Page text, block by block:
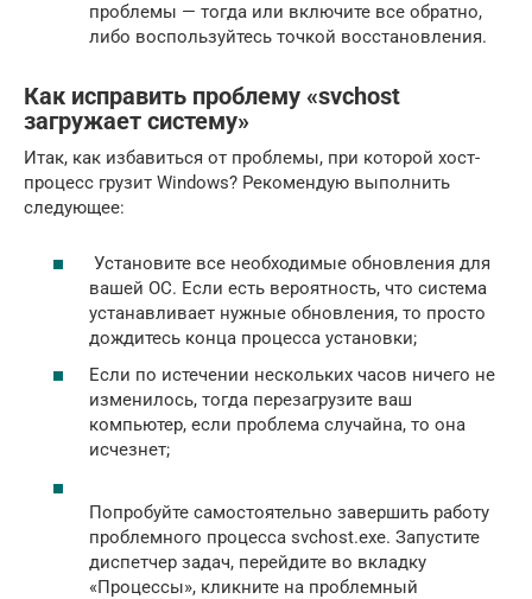
проблемы — тогда или включите все обратно,
либо воспользуйтесь точкой восстановления.
Как исправить проблему «svchost
загружает систему»
Итак, как избавиться от проблемы, при которой хост-
процесс грузит Windows? Рекомендую выполнить
следующее:
Установите все необходимые обновления для
вашей ОС. Если есть вероятность, что система
устанавливает нужные обновления, то просто
дождитесь конца процесса установки;
Если по истечении нескольких часов ничего не
изменилось, тогда перезагрузите ваш
компьютер, если проблема случайна, то она
исчезнет;
Попробуйте самостоятельно завершить работу
проблемного процесса svchost.exe. Запустите
диспетчер задач, перейдите во вкладку
«Процессы», кликните на проблемный